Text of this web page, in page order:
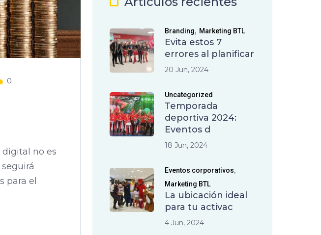
0
no es
para el
Branding, Marketing BTL
Evita estos 7
errores al planificar
20 Jun, 2024
Uncategorized
Temporada
deportiva 2024:
Eventos d
18 Jun, 2024
Eventos corporativos,
Marketing BTL
La ubicación ideal
para tu activac
4 Jun, 2024